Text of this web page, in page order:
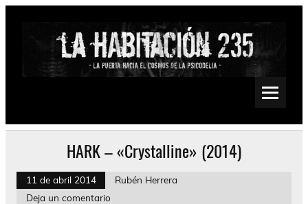
Saltar
Psychedelic, Stoner, Doom, Sludge, Fuzz, Space, Drone
HARK – «Crystalline» (2014)
11 de abril 2014
Rubén Herrera
Deja un comentario